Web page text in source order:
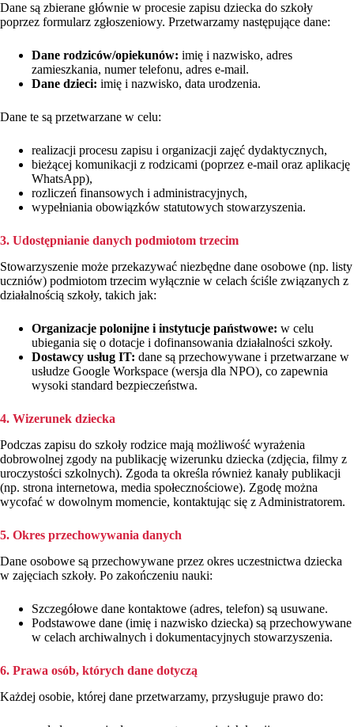
Dane są zbierane głównie w procesie zapisu dziecka do szkoły
poprzez formularz zgłoszeniowy. Przetwarzamy następujące dane:
Dane rodziców/opiekunów: imię i nazwisko, adres
zamieszkania, numer telefonu, adres e-mail.
Dane dzieci: imię i nazwisko, data urodzenia.
Dane te są przetwarzane w celu:
realizacji procesu zapisu i organizacji zajęć dydaktycznych,
bieżącej komunikacji z rodzicami (poprzez e-mail oraz aplikację
WhatsApp),
rozliczeń finansowych i administracyjnych,
wypełniania obowiązków statutowych stowarzyszenia.
3. Udostępnianie danych podmiotom trzecim
Stowarzyszenie może przekazywać niezbędne dane osobowe (np. listy
uczniów) podmiotom trzecim wyłącznie w celach ściśle związanych z
działalnością szkoły, takich jak:
Organizacje polonijne i instytucje państwowe: w celu
ubiegania się o dotacje i dofinansowania działalności szkoły.
Dostawcy usług IT: dane są przechowywane i przetwarzane w
usłudze Google Workspace (wersja dla NPO), co zapewnia
wysoki standard bezpieczeństwa.
4. Wizerunek dziecka
Podczas zapisu do szkoły rodzice mają możliwość wyrażenia
dobrowolnej zgody na publikację wizerunku dziecka (zdjęcia, filmy z
uroczystości szkolnych). Zgoda ta określa również kanały publikacji
(np. strona internetowa, media społecznościowe). Zgodę można
wycofać w dowolnym momencie, kontaktując się z Administratorem.
5. Okres przechowywania danych
Dane osobowe są przechowywane przez okres uczestnictwa dziecka
w zajęciach szkoły. Po zakończeniu nauki:
Szczegółowe dane kontaktowe (adres, telefon) są usuwane.
Podstawowe dane (imię i nazwisko dziecka) są przechowywane
w celach archiwalnych i dokumentacyjnych stowarzyszenia.
6. Prawa osób, których dane dotyczą
Każdej osobie, której dane przetwarzamy, przysługuje prawo do: